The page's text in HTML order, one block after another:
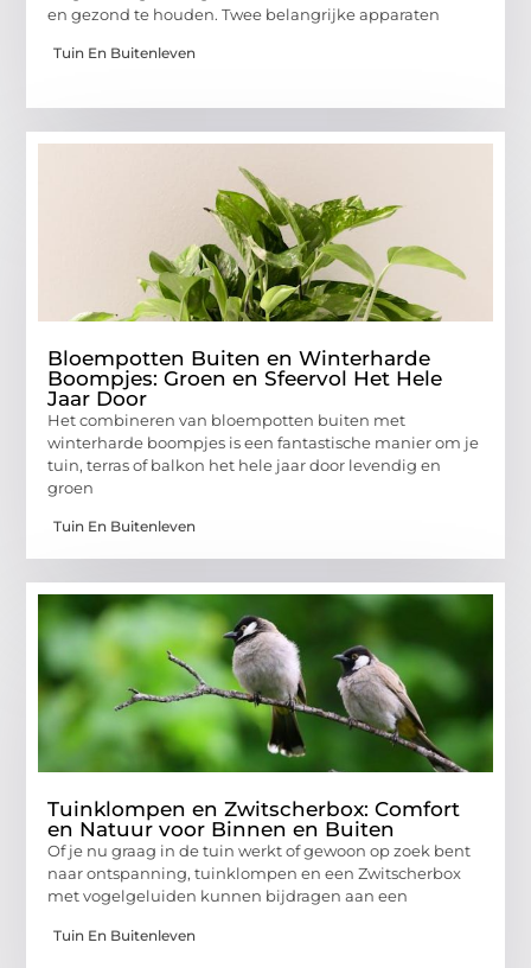
en gezond te houden. Twee belangrijke apparaten
Tuin En Buitenleven
Bloempotten Buiten en Winterharde
Boompjes: Groen en Sfeervol Het Hele
Jaar Door
Het combineren van bloempotten buiten met
winterharde boompjes is een fantastische manier om je
tuin, terras of balkon het hele jaar door levendig en
groen
Tuin En Buitenleven
Tuinklompen en Zwitscherbox: Comfort
en Natuur voor Binnen en Buiten
Of je nu graag in de tuin werkt of gewoon op zoek bent
naar ontspanning, tuinklompen en een Zwitscherbox
met vogelgeluiden kunnen bijdragen aan een
Tuin En Buitenleven